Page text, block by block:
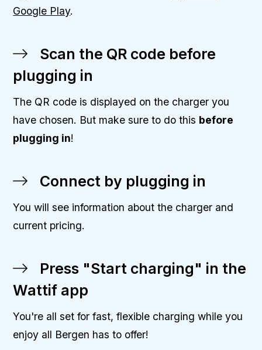
Google Play.
Scan the QR code before
plugging in
The QR code is displayed on the charger you
have chosen. But make sure to do this before
plugging in!
Connect by plugging in
You will see information about the charger and
current pricing.
Press "Start charging" in the
Wattif app
You're all set for fast, flexible charging while you
enjoy all Bergen has to offer!